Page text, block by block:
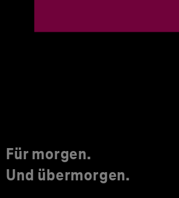
Für morgen.
Und übermorgen.